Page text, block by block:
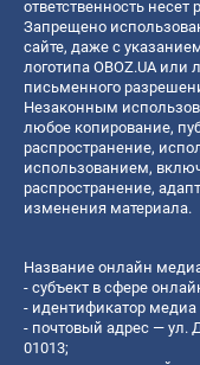
ответственность несет
Запрещено
сайте, даже с
логотипа OBOZ.UA или
письменного
Незаконным
любое копирование,
распространение,
использованием,
распространение,
изменения материала.
Название онлайн
- субъект в сфере
- идентификатор медиа
- почтовый адрес — ул.
01013;